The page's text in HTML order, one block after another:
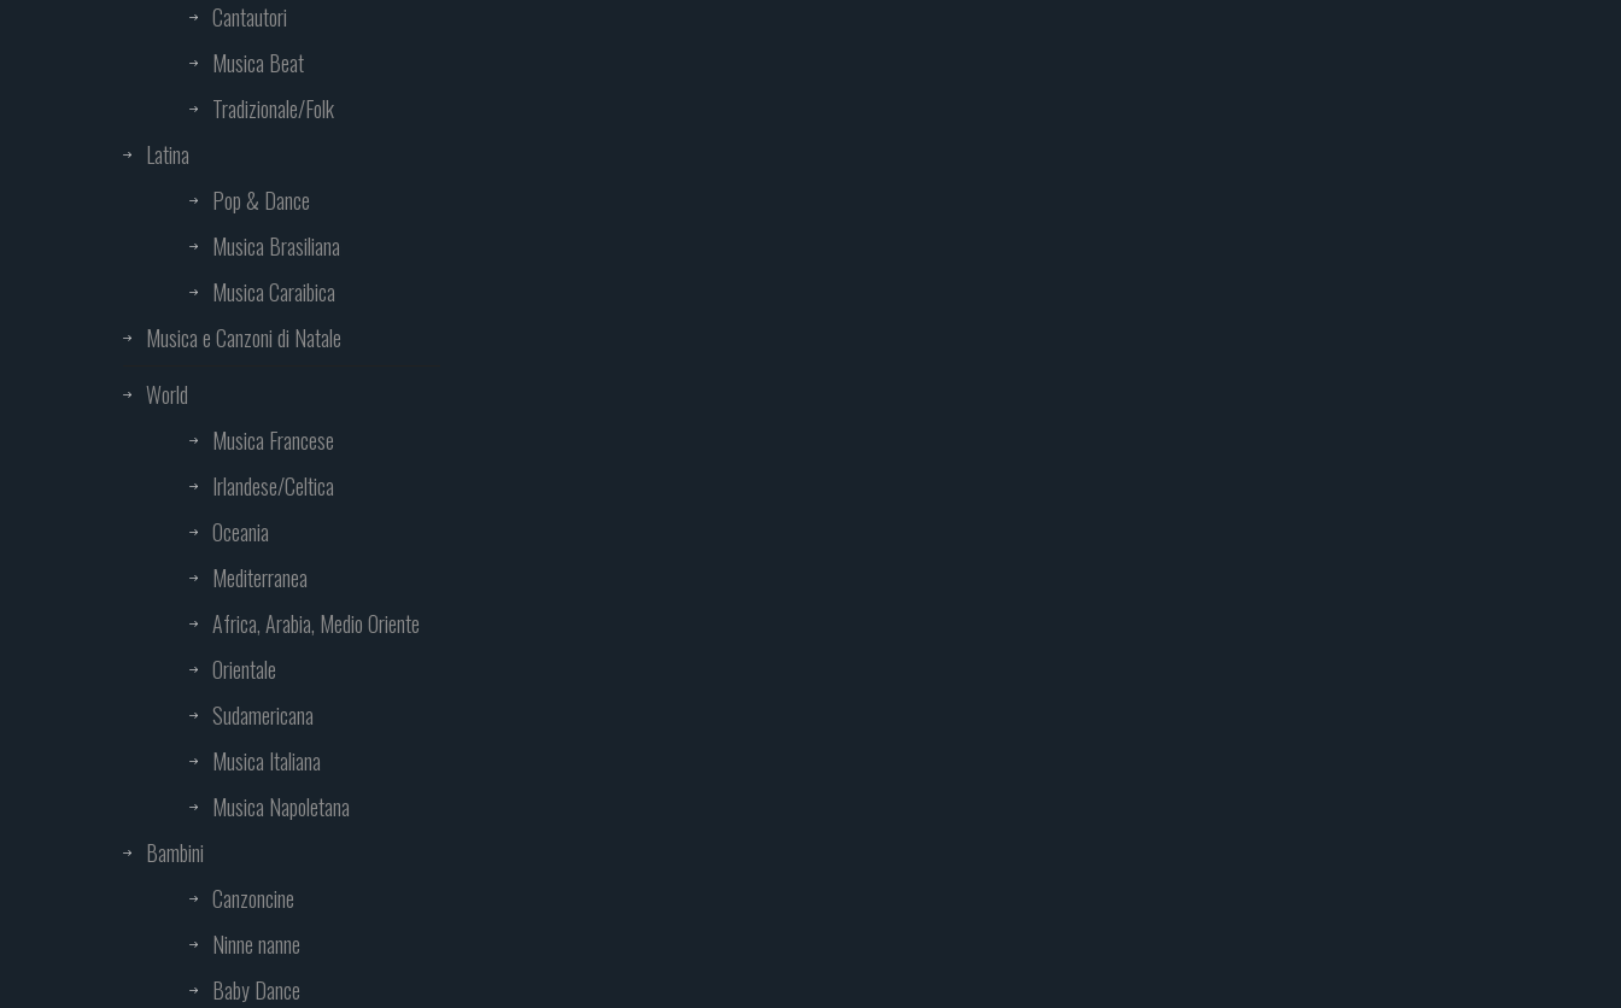
Cantautori
Musica Beat
Tradizionale/Folk
Latina
Pop & Dance
Musica Brasiliana
Musica Caraibica
Musica e Canzoni di Natale
World
Musica Francese
Irlandese/Celtica
Oceania
Mediterranea
Africa, Arabia, Medio Oriente
Orientale
Sudamericana
Musica Italiana
Musica Napoletana
Bambini
Canzoncine
Ninne nanne
Baby Dance